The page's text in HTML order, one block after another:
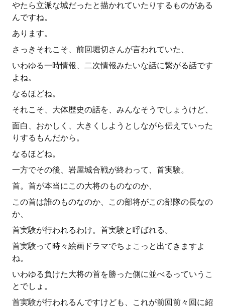
やたら立派な城だったと描かれていたりするものがある
んですね。
あります。
さっきそれこそ、前回堀切さんが言われていた、
いわゆる一時情報、二次情報みたいな話に繋がる話です
よね。
なるほどね。
それこそ、大体歴史の話を、みんなそうでしょうけど、
面白、おかしく、大きくしようとしながら伝えていった
りするもんだから。
なるほどね。
一方でその後、岩屋城合戦が終わって、首実験。
首。首が本当にこの大将のものなのか、
この首は誰のものなのか、この部将がこの部隊の長なの
か、
首実験が行われるわけ。首実験と呼ばれる。
首実験って時々絵画ドラマでちょこっと出てきますよ
ね。
いわゆる負けた大将の首を勝った側に並べるっていうこ
とでしょ。
首実験が行われるんですけども、これが前回前々回に紹